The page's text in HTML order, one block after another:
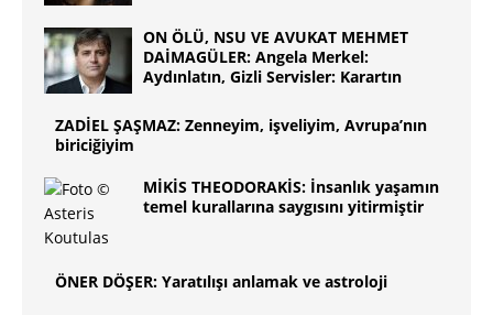
ON ÖLÜ, NSU VE AVUKAT MEHMET
DAİMAGÜLER: Angela Merkel:
Aydınlatın, Gizli Servisler: Karartın
ZADİEL ŞAŞMAZ: Zenneyim, işveliyim, Avrupa’nın
biriciğiyim
MİKİS THEODORAKİS: İnsanlık yaşamın
temel kurallarına saygısını yitirmiştir
ÖNER DÖŞER: Yaratılışı anlamak ve astroloji